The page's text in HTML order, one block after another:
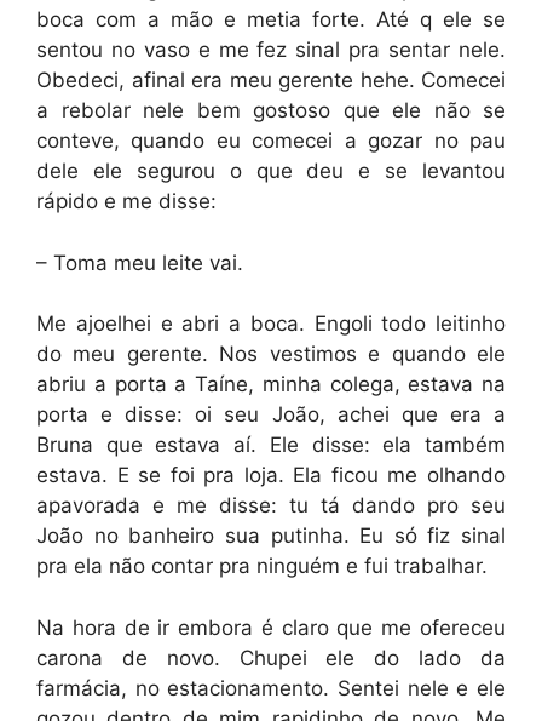
boca com a mão e metia forte. Até q ele se
sentou no vaso e me fez sinal pra sentar nele.
Obedeci, afinal era meu gerente hehe. Comecei
a rebolar nele bem gostoso que ele não se
conteve, quando eu comecei a gozar no pau
dele ele segurou o que deu e se levantou
rápido e me disse:
– Toma meu leite vai.
Me ajoelhei e abri a boca. Engoli todo leitinho
do meu gerente. Nos vestimos e quando ele
abriu a porta a Taíne, minha colega, estava na
porta e disse: oi seu João, achei que era a
Bruna que estava aí. Ele disse: ela também
estava. E se foi pra loja. Ela ficou me olhando
apavorada e me disse: tu tá dando pro seu
João no banheiro sua putinha. Eu só fiz sinal
pra ela não contar pra ninguém e fui trabalhar.
Na hora de ir embora é claro que me ofereceu
carona de novo. Chupei ele do lado da
farmácia, no estacionamento. Sentei nele e ele